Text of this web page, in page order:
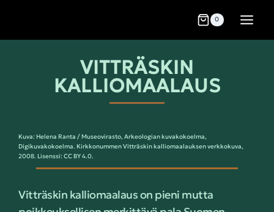
0
VITTRÄSKIN
KALLIOMAALAUS
Kuva: Helena Ranta / Museovirasto, Arkeologian kuvakokoelma,
Digikuvakokoelma. Kirkkonummen Vitträskin kalliomaalauksen verkkokuva,
2008. Lisenssi: CC BY 4.0.
Vitträskin kalliomaalaus on pieni mutta